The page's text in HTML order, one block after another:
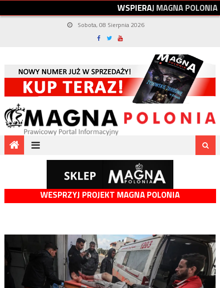
WSPIERAJMAGNAPOLONIA
Sobota, 08 Sierpnia 2026
WESPRZYJ PROJEKT MAGNA POLONIA